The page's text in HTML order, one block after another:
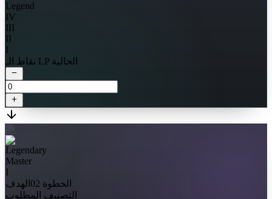
Legend
IV
III
II
I
نقاط الـ LP الحالية
I
الخطوة 02
الهدف
التصنيف المطلوب